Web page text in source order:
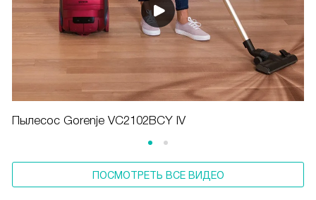
Пылесос Gorenje VC2102BCY IV
ПОСМОТРЕТЬ ВСЕ ВИДЕО